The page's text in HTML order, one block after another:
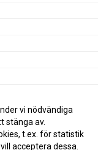
vi nödvändiga
stänga av.
t.ex. för statistik
acceptera dessa.